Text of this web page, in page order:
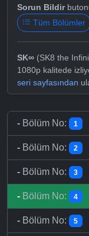
Sorun Bildir
Tüm Bölümler
SK∞ (SK8 the
1080p kalitede
seri sayfasından
- Bölüm No: 1
- Bölüm No: 2
- Bölüm No: 3
- Bölüm No: 4
- Bölüm No: 5